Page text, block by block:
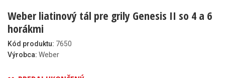
Weber liatinový tál pre grily Genesis II so 4 a 6
horákmi
Kód produktu: 7650
Výrobca: Weber